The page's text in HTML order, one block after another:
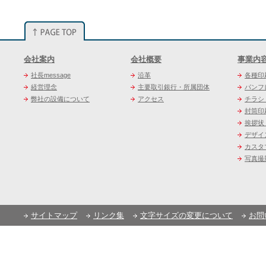
会社案内
社長message
経営理念
弊社の設備について
会社概要
沿革
主要取引銀行・所属団体
アクセス
事業内
各種印
パンフ
チラシ
封筒印
挨拶状
デザイ
カスタ
写真撮
サイトマップ リンク集 文字サイズの変更について お